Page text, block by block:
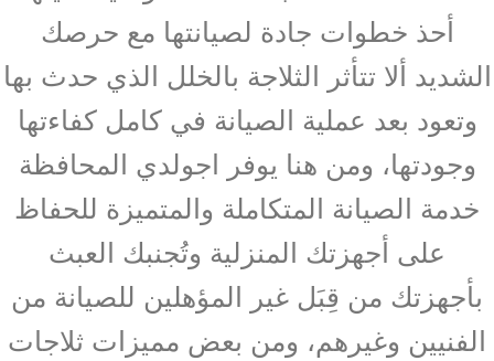
أحذ خطوات جادة لصيانتها مع حرصك
الشديد ألا تتأثر الثلاجة بالخلل الذي حدث بها
وتعود بعد عملية الصيانة في كامل كفاءتها
وجودتها، ومن هنا يوفر اجولدي المحافظة
خدمة الصيانة المتكاملة والمتميزة للحفاظ
على أجهزتك المنزلية وتُجنبك العبث
بأجهزتك من قِبَل غير المؤهلين للصيانة من
الفنيين وغيرهم، ومن بعض مميزات ثلاجات